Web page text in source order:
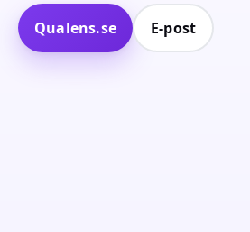
Qualens.se E‑post